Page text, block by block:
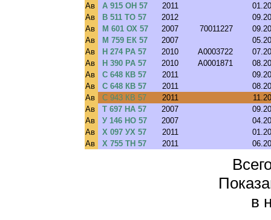
Ав
А 915 ОН 57 2011
Ав
В 511 ТО 57 2012
Ав
М 601 ОХ 57 2007 70011227
Ав
М 759 ЕК 57 2007
Ав
Н 274 РА 57 2010 A0003722
Ав
Н 390 РА 57 2010 A0001871
Ав
С 648 КВ 57 2011
Ав
С 648 КВ 57 2011
Ав
С 943 КВ 57 2011
Ав
Т 697 НА 57 2007
Ав
У 146 НО 57 2007
Ав
Х 097 УХ 57 2011
Ав
Х 755 ТН 57 2011
в